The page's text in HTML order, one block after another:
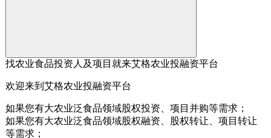
找农业食品投资人及项目就来艾格农业投融资平台
欢迎来到艾格农业投融资平台
如果您有大农业泛食品领域股权投资、项目并购等需求；
如果您有大农业泛食品领域股权融资、股权转让、项目转让
等需求；